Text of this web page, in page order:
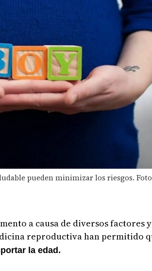
pueden minimizar los riesgos.
a causa de diversos factores
reproductiva han permitido
la edad.